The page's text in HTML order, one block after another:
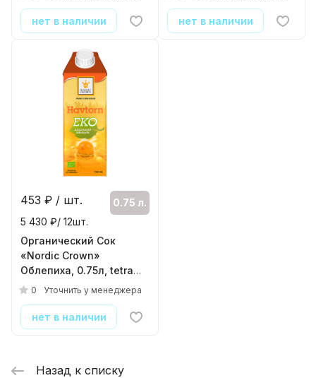
нет в наличии нет в наличии
453 ₽ / шт.
0.75 л.
5 430 ₽/ 12шт.
Органический Сок
«Nordic Crown»
Облепиха, 0.75л, tetra
pak
0 Уточнить у менеджера
нет в наличии
Назад к списку